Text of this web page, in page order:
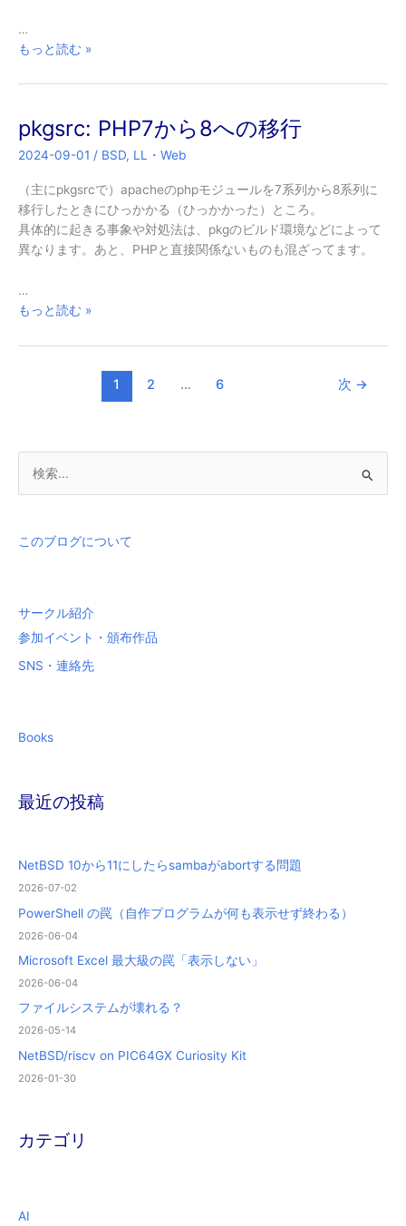
…
pkgsrc:
4
の
移
（い
ま
さ
ら）
もっと読む »
pkgsrc: PHP7から8への移行
2024-09-01 / BSD, LL・Web
（主にpkgsrcで）apacheのphpモジュールを7系列から8系列に
移行したときにひっかかる（ひっかかった）ところ。
具体的に起きる事象や対処法は、pkgのビルド環境などによって
異なります。あと、PHPと直接関係ないものも混ざってます。
…
pkgsrc:
か
移
もっと読む »
1 2 … 6 次 →
象
このブログについて
サークル紹介
参加イベント・頒布作品
SNS・連絡先
Books
最近の投稿
NetBSD 10から11にしたらsambaがabortする問題
2026-07-02
PowerShell の罠（自作プログラムが何も表示せず終わる）
2026-06-04
Microsoft Excel 最大級の罠「表示しない」
2026-06-04
ファイルシステムが壊れる？
2026-05-14
NetBSD/riscv on PIC64GX Curiosity Kit
2026-01-30
カテゴリ
AI